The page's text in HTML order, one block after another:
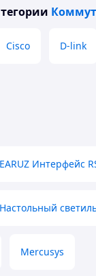
Cisco D-link
Интерфейс
Настольный
Mercusys